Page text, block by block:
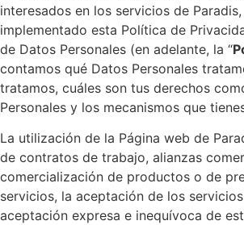
interesados en los servicios de
implementado esta Política de
de Datos Personales (en adelante, la “
contamos qué Datos Personales
tratamos, cuáles son tus derechos
Personales y los mecanismos que
La utilización de la Página web de
de contratos de trabajo, alianzas
comercialización de productos o de
servicios, la aceptación de los
aceptación expresa e inequívoca de